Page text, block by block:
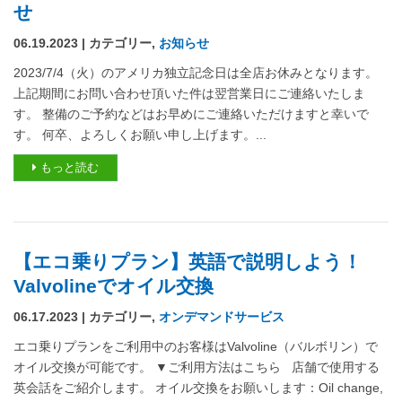
せ
06.19.2023 | カテゴリー, お知らせ
2023/7/4（火）のアメリカ独立記念日は全店お休みとなります。
上記期間にお問い合わせ頂いた件は翌営業日にご連絡いたしま
す。 整備のご予約などはお早めにご連絡いただけますと幸いで
す。 何卒、よろしくお願い申し上げます。...
もっと読む
【エコ乗りプラン】英語で説明しよう！
Valvolineでオイル交換
06.17.2023 | カテゴリー, オンデマンドサービス
エコ乗りプランをご利用中のお客様はValvoline（バルボリン）で
オイル交換が可能です。 ▼ご利用方法はこちら 店舗で使用する
英会話をご紹介します。 オイル交換をお願いします：Oil change,